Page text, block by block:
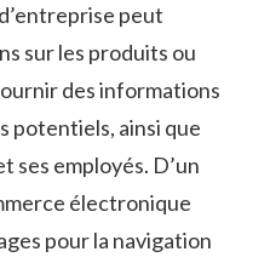
peut
sur les produits ou
des informations
potentiels, ainsi que
ses employés. D’un
électronique
pour la navigation